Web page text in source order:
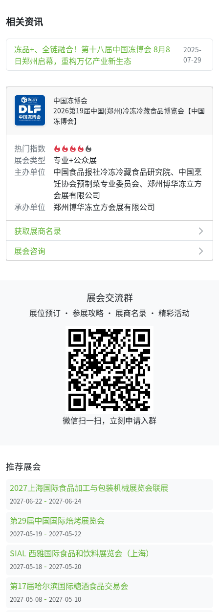
相关资讯
冻品+、全链融合！第十八届中国冻博会 8月8
日郑州启幕，重构万亿产业新生态
2025-
07-29
中国冻博会
2026第19届中国(郑州)冷冻冷藏食品博览会【中国
冻博会】
热门指数
展会类型
专业+公众展
主办单位
中国食品报社冷冻冷藏食品研究院、中国烹
饪协会预制菜专业委员会、郑州博华冻立方
会展有限公司
承办单位
郑州博华冻立方会展有限公司
获取展商名录
展会咨询
展会交流群
展位预订 • 参展攻略 • 展商名录 • 精彩活动
微信扫一扫，立刻申请入群
推荐展会
2027上海国际食品加工与包装机械展览会联展
2027-06-22 - 2027-06-24
第29届中国国际焙烤展览会
2027-05-19 - 2027-05-22
SIAL 西雅国际食品和饮料展览会（上海）
2027-05-18 - 2027-05-20
第17届哈尔滨国际糖酒食品交易会
2027-05-08 - 2027-05-10